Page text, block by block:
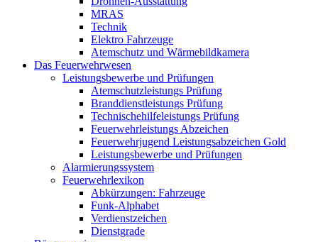
MRAS
Technik
Elektro Fahrzeuge
Atemschutz und Wärmebildkamera
Das Feuerwehrwesen
Leistungsbewerbe und Prüfungen
Atemschutzleistungs Prüfung
Branddienstleistungs Prüfung
Technischehilfeleistungs Prüfung
Feuerwehrleistungs Abzeichen
Feuerwehrjugend Leistungsabzeichen Gold
Leistungsbewerbe und Prüfungen
Alarmierungssystem
Feuerwehrlexikon
Abkürzungen: Fahrzeuge
Funk-Alphabet
Verdienstzeichen
Dienstgrade